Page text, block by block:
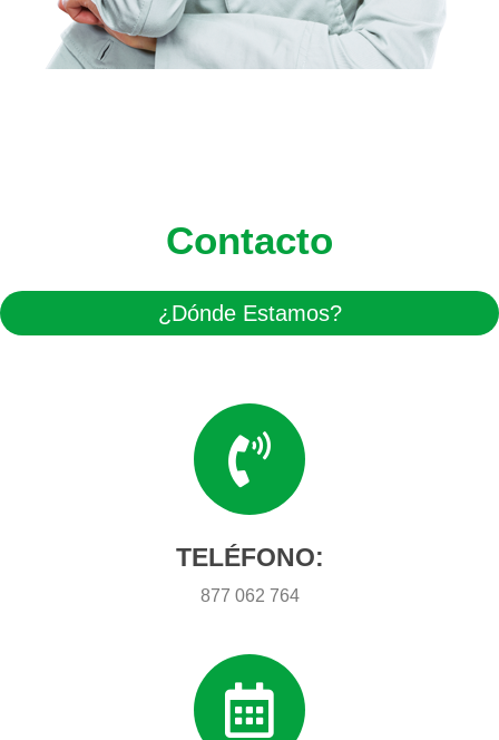
Contacto
¿Dónde Estamos?
TELÉFONO:
877 062 764